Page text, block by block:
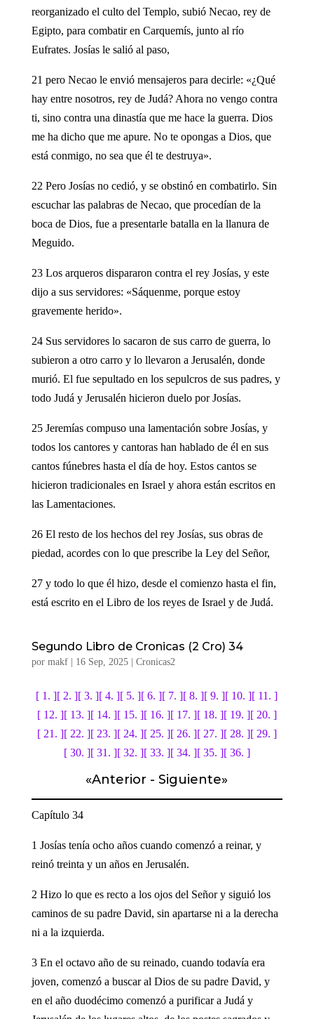
reorganizado el culto del Templo, subió Necao, rey de
Egipto, para combatir en Carquemís, junto al río
Eufrates. Josías le salió al paso,
21 pero Necao le envió mensajeros para decirle: «¿Qué
hay entre nosotros, rey de Judá? Ahora no vengo contra
ti, sino contra una dinastía que me hace la guerra. Dios
me ha dicho que me apure. No te opongas a Dios, que
está conmigo, no sea que él te destruya».
22 Pero Josías no cedió, y se obstinó en combatirlo. Sin
escuchar las palabras de Necao, que procedían de la
boca de Dios, fue a presentarle batalla en la llanura de
Meguido.
23 Los arqueros dispararon contra el rey Josías, y este
dijo a sus servidores: «Sáquenme, porque estoy
gravemente herido».
24 Sus servidores lo sacaron de sus carro de guerra, lo
subieron a otro carro y lo llevaron a Jerusalén, donde
murió. El fue sepultado en los sepulcros de sus padres, y
todo Judá y Jerusalén hicieron duelo por Josías.
25 Jeremías compuso una lamentación sobre Josías, y
todos los cantores y cantoras han hablado de él en sus
cantos fúnebres hasta el día de hoy. Estos cantos se
hicieron tradicionales en Israel y ahora están escritos en
las Lamentaciones.
26 El resto de los hechos del rey Josías, sus obras de
piedad, acordes con lo que prescribe la Ley del Señor,
27 y todo lo que él hizo, desde el comienzo hasta el fin,
está escrito en el Libro de los reyes de Israel y de Judá.
Segundo Libro de Cronicas (2 Cro) 34
por makf| 16 Sep, 2025| Cronicas2
[ 1. ][ 2. ][ 3. ][ 4. ][ 5. ][ 6. ][ 7. ][ 8. ][ 9. ][ 10. ][ 11. ]
[ 12. ][ 13. ][ 14. ][ 15. ][ 16. ][ 17. ][ 18. ][ 19. ][ 20. ]
[ 21. ][ 22. ][ 23. ][ 24. ][ 25. ][ 26. ][ 27. ][ 28. ][ 29. ]
[ 30. ][ 31. ][ 32. ][ 33. ][ 34. ][ 35. ][ 36. ]
«Anterior -Siguiente»
Capítulo 34
1 Josías tenía ocho años cuando comenzó a reinar, y
reinó treinta y un años en Jerusalén.
2 Hizo lo que es recto a los ojos del Señor y siguió los
caminos de su padre David, sin apartarse ni a la derecha
ni a la izquierda.
3 En el octavo año de su reinado, cuando todavía era
joven, comenzó a buscar al Dios de su padre David, y
en el año duodécimo comenzó a purificar a Judá y